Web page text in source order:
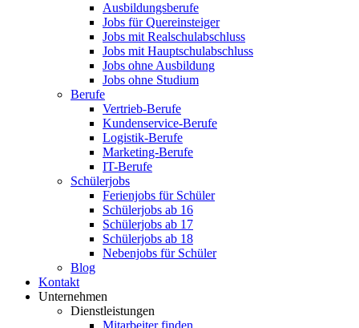
Ausbildungsberufe
Jobs für Quereinsteiger
Jobs mit Realschulabschluss
Jobs mit Hauptschulabschluss
Jobs ohne Ausbildung
Jobs ohne Studium
Berufe
Vertrieb-Berufe
Kundenservice-Berufe
Logistik-Berufe
Marketing-Berufe
IT-Berufe
Schülerjobs
Ferienjobs für Schüler
Schülerjobs ab 16
Schülerjobs ab 17
Schülerjobs ab 18
Nebenjobs für Schüler
Blog
Kontakt
Unternehmen
Dienstleistungen
Mitarbeiter finden